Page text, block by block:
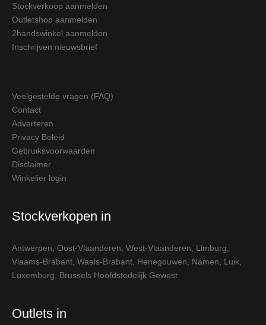
Stockverkoop aanmelden
Outletshop aanmelden
2handswinkel aanmelden
Inschrijven nieuwsbrief
Veelgestelde vragen (FAQ)
Contact
Adverteren
Privacy Beleid
Gebruiksvoorwaarden
Disclaimer
Winkelier login
Stockverkopen in
Antwerpen Oost-Vlaanderen West-Vlaanderen Limburg
Vlaams-Brabant Waals-Brabant Henegouwen Namen Luik
Luxemburg
Brussels Hoofdstedelijk Gewest
Outlets in